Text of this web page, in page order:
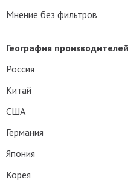
Мнение без фильтров
География производителей
Россия
Китай
США
Германия
Япония
Корея